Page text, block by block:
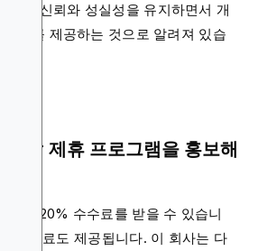
에서 신뢰와 성실성을 유지하면서 개
비스를 제공하는 것으로 알려져 있습
제휴 프로그램을 홍보해
에서 20% 수수료를 받을 수 있습니
수수료도 제공됩니다. 이 회사는 다